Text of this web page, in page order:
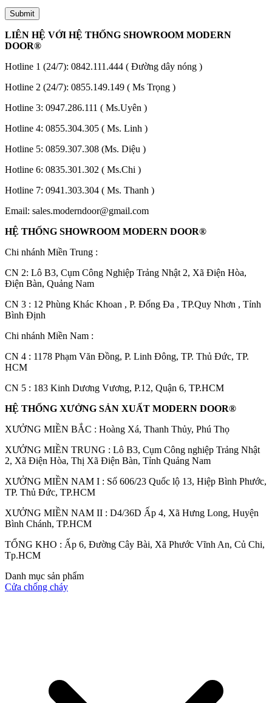
Liên Hệ
LIÊN HỆ VỚI HỆ THỐNG SHOWROOM MODERN
DOOR®
Hotline 1 (24/7): 0842.111.444 ( Đường dây nóng )
Hotline 2 (24/7): 0855.149.149 ( Ms Trọng )
Hotline 3: 0947.286.111 ( Ms.Uyên )
Hotline 4: 0855.304.305 ( Ms. Linh )
Hotline 5: 0859.307.308 (Ms. Diệu )
Hotline 6: 0835.301.302 ( Ms.Chi )
Hotline 7: 0941.303.304 ( Ms. Thanh )
Email: sales.moderndoor@gmail.com
HỆ THỐNG SHOWROOM MODERN DOOR®
Chi nhánh Miền Trung :
CN 2: Lô B3, Cụm Công Nghiệp Trảng Nhật 2, Xã Điện Hòa,
Điện Bàn, Quảng Nam
CN 3 : 12 Phùng Khác Khoan , P. Đống Đa , TP.Quy Nhơn , Tỉnh
Bình Định
Chi nhánh Miền Nam :
CN 4 : 1178 Phạm Văn Đồng, P. Linh Đông, TP. Thủ Đức, TP.
HCM
CN 5 : 183 Kinh Dương Vương, P.12, Quận 6, TP.HCM
HỆ THỐNG XƯỞNG SẢN XUẤT MODERN DOOR®
XƯỞNG MIỀN BẮC : Hoàng Xá, Thanh Thủy, Phú Thọ
XƯỞNG MIỀN TRUNG : Lô B3, Cụm Công nghiệp Trảng Nhật
2, Xã Điện Hòa, Thị Xã Điện Bàn, Tỉnh Quảng Nam
XƯỞNG MIỀN NAM I : Số 606/23 Quốc lộ 13, Hiệp Bình Phước,
TP. Thủ Đức, TP.HCM
XƯỞNG MIỀN NAM II : D4/36D Ấp 4, Xã Hưng Long, Huyện
Bình Chánh, TP.HCM
TỔNG KHO : Ấp 6, Đường Cây Bài, Xã Phước Vĩnh An, Củ Chi,
Tp.HCM
Danh mục sản phẩm
Cửa chống cháy